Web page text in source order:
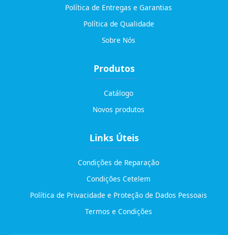
Política de Entregas e Garantias
Política de Qualidade
Sobre Nós
Produtos
Catálogo
Novos produtos
Links Úteis
Condições de Reparação
Condições Cetelem
Política de Privacidade e Proteção de Dados Pessoais
Termos e Condições